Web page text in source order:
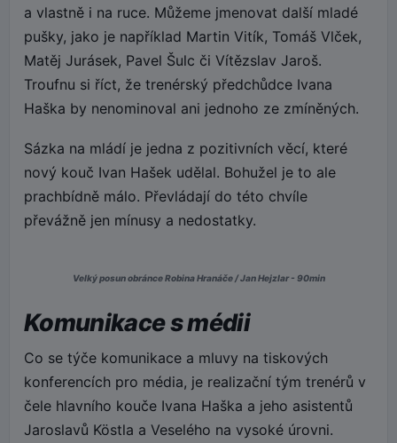
a vlastně i na ruce. Můžeme jmenovat další mladé
pušky, jako je například Martin Vitík, Tomáš Vlček,
Matěj Jurásek, Pavel Šulc či Vítězslav Jaroš.
Troufnu si říct, že trenérský předchůdce Ivana
Haška by nenominoval ani jednoho ze zmíněných.
Sázka na mládí je jedna z pozitivních věcí, které
nový kouč Ivan Hašek udělal. Bohužel je to ale
prachbídně málo. Převládají do této chvíle
převážně jen mínusy a nedostatky.
Velký posun obránce Robina Hranáče / Jan Hejzlar - 90min
Komunikace s médii
Co se týče komunikace a mluvy na tiskových
konferencích pro média, je realizační tým trenérů v
čele hlavního kouče Ivana Haška a jeho asistentů
Jaroslavů Köstla a Veselého na vysoké úrovni.